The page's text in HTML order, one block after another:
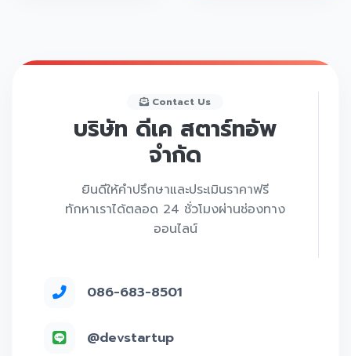
Contact Us
บริษัท ดีเค สตาร์ทอัพ
จำกัด
ยินดีให้คำปรึกษาและประเมินราคาฟรี
ทักหาเราได้ตลอด 24 ชั่วโมงผ่านช่องทาง
ออนไลน์
086-683-8501
@devstartup